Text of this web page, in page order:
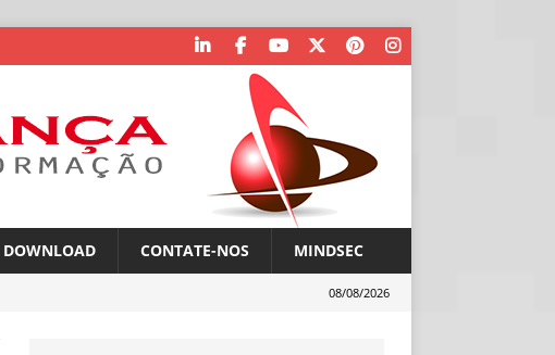
DOWNLOAD CONTATE-NOS MINDSEC
08/08/2026